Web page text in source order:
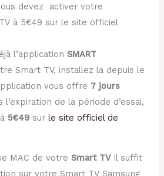
devez activer votre
à 5€49 sur le site officiel
l’applicationSMART
Smart TV, installez la depuis le
vous offre 7 jours
l’expiration de la période d’essai,
à5€49 surle site officiel de
MAC de votreSmart TV il suffit
sur votre Smart TV Samsung